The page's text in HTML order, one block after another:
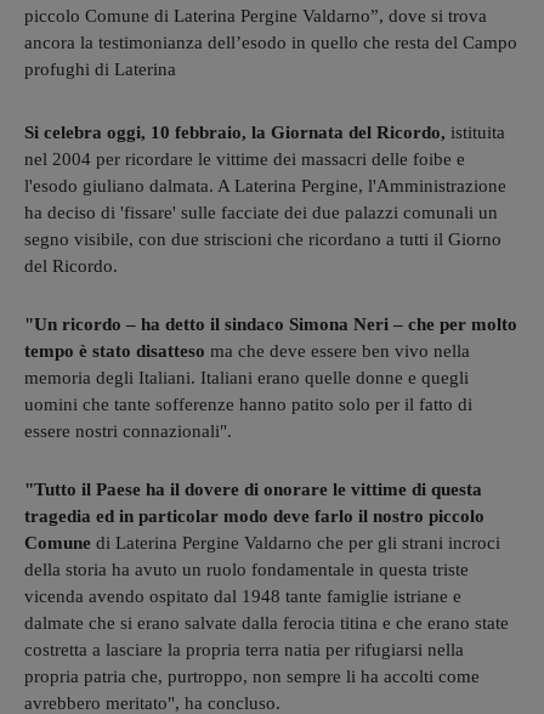
piccolo Comune di Laterina Pergine Valdarno”, dove si trova
ancora la testimonianza dell’esodo in quello che resta del Campo
profughi di Laterina
Si celebra oggi, 10 febbraio, la Giornata del Ricordo, istituita
nel 2004 per ricordare le vittime dei massacri delle foibe e
l'esodo giuliano dalmata. A Laterina Pergine, l'Amministrazione
ha deciso di 'fissare' sulle facciate dei due palazzi comunali un
segno visibile, con due striscioni che ricordano a tutti il Giorno
del Ricordo.
"Un ricordo – ha detto il sindaco Simona Neri – che per molto
tempo è stato disatteso ma che deve essere ben vivo nella
memoria degli Italiani. Italiani erano quelle donne e quegli
uomini che tante sofferenze hanno patito solo per il fatto di
essere nostri connazionali".
"Tutto il Paese ha il dovere di onorare le vittime di questa
tragedia ed in particolar modo deve farlo il nostro piccolo
Comune di Laterina Pergine Valdarno che per gli strani incroci
della storia ha avuto un ruolo fondamentale in questa triste
vicenda avendo ospitato dal 1948 tante famiglie istriane e
dalmate che si erano salvate dalla ferocia titina e che erano state
costretta a lasciare la propria terra natia per rifugiarsi nella
propria patria che, purtroppo, non sempre li ha accolti come
avrebbero meritato", ha concluso.